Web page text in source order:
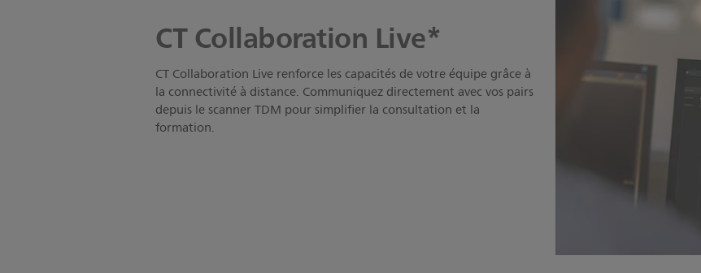
CT Collaboration Live*
CT Collaboration Live renforce les capacités de votre équipe grâce à
la connectivité à distance. Communiquez directement avec vos pairs
depuis le scanner TDM pour simplifier la consultation et la
formation.